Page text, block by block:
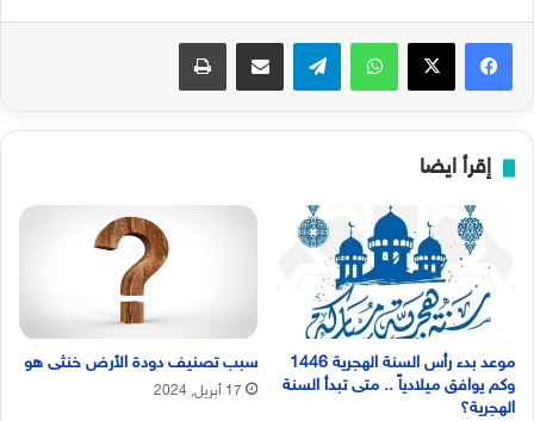
فيسبوك‫X واتساب تيلقرام مشاركة عبر البريد طباعة
إقرأ ايضا
موعد بدء رأس السنة الهجرية 1446
وكم يوافق ميلادياً .. متى تبدأ السنة
الهجرية؟
سبب تصنيف دودة الأرض خنثى هو
17 أبريل, 2024